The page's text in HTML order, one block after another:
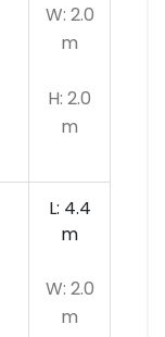
W: 2.0
m
H: 2.0
m
L: 4.4
m
W: 2.0
m